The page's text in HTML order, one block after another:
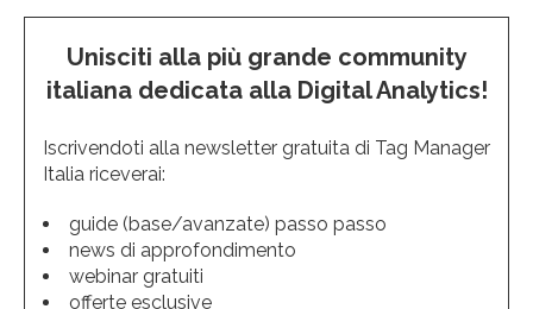
Unisciti alla più grande community
italiana dedicata alla Digital Analytics!
Iscrivendoti alla newsletter gratuita di Tag Manager
Italia riceverai:
guide (base/avanzate) passo passo
news di approfondimento
webinar gratuiti
offerte esclusive